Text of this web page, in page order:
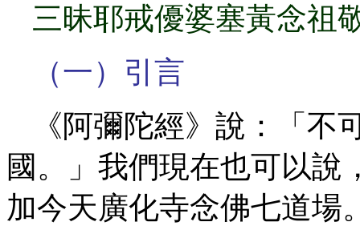
三昧耶戒優婆塞黃念祖
（一）引言
《阿彌陀經》說：「
國。」我們現在也可以說
加今天廣化寺念佛七道場